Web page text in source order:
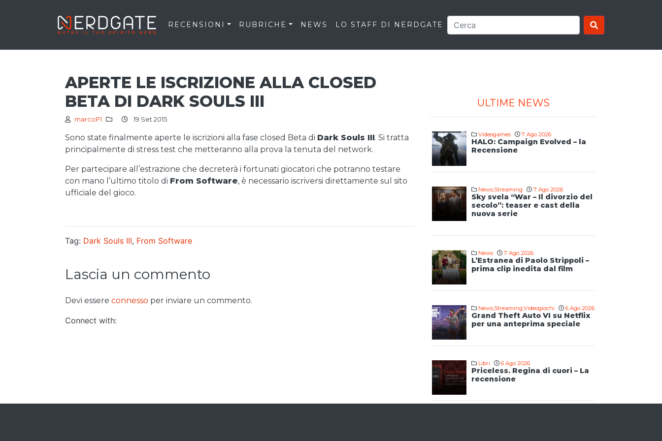
RECENSIONI RUBRICHE NEWS LO STAFF DI NERDGATE
APERTE LE ISCRIZIONE ALLA CLOSED
BETA DI DARK SOULS III
marcoP1 19 Set 2015
Sono state finalmente aperte le iscrizioni alla fase closed Beta di Dark Souls III. Si tratta
principalmente di stress test che metteranno alla prova la tenuta del network.
Per partecipare all’estrazione che decreterà i fortunati giocatori che potranno testare
con mano l’ultimo titolo di From Software, è necessario iscriversi direttamente sul sito
ufficiale del gioco.
Tag: Dark Souls III, From Software
Lascia un commento
Devi essere connesso per inviare un commento.
Connect with:
ULTIME NEWS
Videogames 7 Ago 2026
HALO: Campaign Evolved – la
Recensione
News,Streaming 7 Ago 2026
Sky svela “War – Il divorzio del
secolo”: teaser e cast della
nuova serie
News 7 Ago 2026
L’Estranea di Paolo Strippoli –
prima clip inedita dal film
News,Streaming,Videogiochi 6 Ago 2026
Grand Theft Auto VI su Netflix
per una anteprima speciale
Libri 6 Ago 2026
Priceless. Regina di cuori – La
recensione